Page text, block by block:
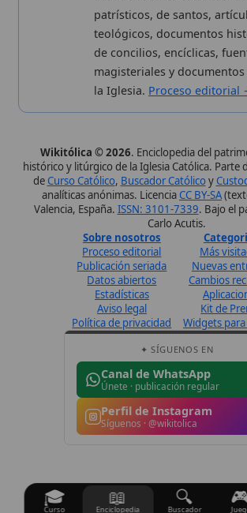
Proceso editorial
Publicación seriada
Datos abiertos
Estadísticas
Aviso legal
Más visitados
Nuevas entradas
Aplicaciones
Kit de Prensa
Perfil de Instagram
Síguenos · @wikitolica